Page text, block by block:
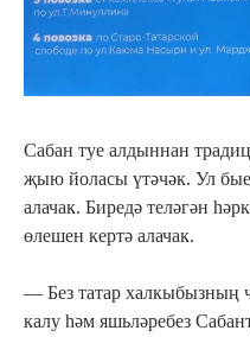
Сабан туе алдыннан
җыю йоласы үтәчәк. Ул
алачак. Биредә теләгән
өлешен кертә алачак.
— Без татар халкыбызның
калу һәм яшьләребез